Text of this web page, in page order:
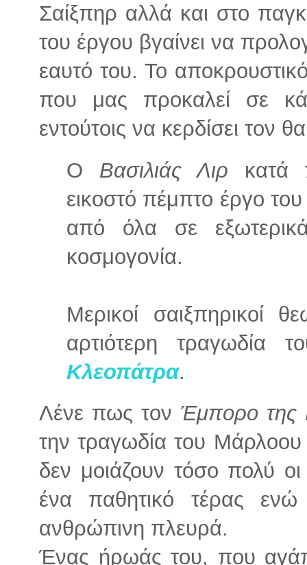
Σαίξπηρ αλλά και στο
του έργου βγαίνει να
εαυτό του. Το
που μας προκαλεί σε
εντούτοις να κερδίσει τον
Ο Βασιλιάς Λιρ κατά
εικοστό πέμπτο έργο
από όλα σε
κοσμογονία.
Μερικοί σαιξπηρικοί
αρτιότερη τραγωδία
Κλεοπάτρα.
Λένε πως τον Έμπορο της
την τραγωδία του Μάρλοου
δεν μοιάζουν τόσο πολύ
ένα παθητικό τέρας
ανθρώπινη πλευρά.
Ένας ήρωάς του, που